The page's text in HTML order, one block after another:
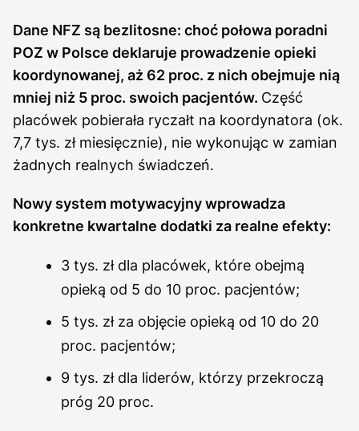
Dane NFZ są bezlitosne: choć połowa poradni
POZ w Polsce deklaruje prowadzenie opieki
koordynowanej, aż 62 proc. z nich obejmuje nią
mniej niż 5 proc. swoich pacjentów. Część
placówek pobierała ryczałt na koordynatora (ok.
7,7 tys. zł miesięcznie), nie wykonując w zamian
żadnych realnych świadczeń.
Nowy system motywacyjny wprowadza
konkretne kwartalne dodatki za realne efekty:
3 tys. zł dla placówek, które obejmą
opieką od 5 do 10 proc. pacjentów;
5 tys. zł za objęcie opieką od 10 do 20
proc. pacjentów;
9 tys. zł dla liderów, którzy przekroczą
próg 20 proc.